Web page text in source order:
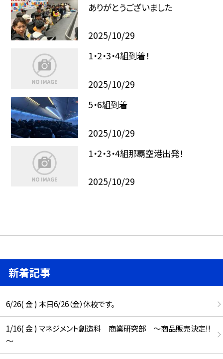
ありがとうございました
2025/10/29
1・2・3・4組到着！
2025/10/29
5・6組到着
2025/10/29
1・2・3・4組那覇空港出発！
2025/10/29
新着記事
6/26( 金 ) 本日6/26（金）休校です。
1/16( 金 ) マネジメント創造科 商業研究部 ～商品販売決定!!
～